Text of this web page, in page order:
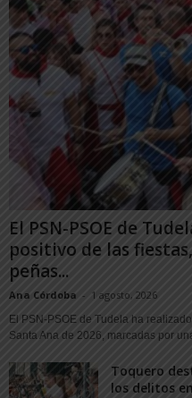
El PSN-PSOE de
positivo de las
peñas...
Ana Córdoba - 1 agosto, 2026
El PSN-PSOE de Tudela ha
Santa Ana de 2026, marcadas por
Toquero
los delitos